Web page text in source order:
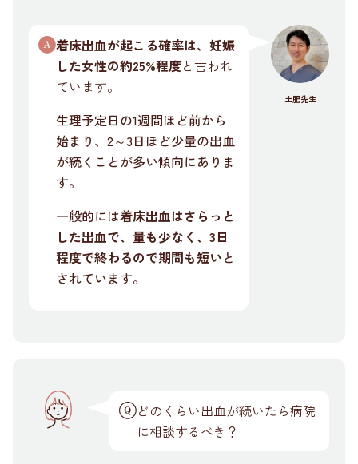
土肥先生
着床出血が起こる確率は、妊娠
した女性の約25%程度と言われ
ています。
生理予定日の1週間ほど前から
始まり、2～3日ほど少量の出血
が続くことが多い傾向にありま
す。
一般的には着床出血はさらっと
した出血で、量も少なく、3日
程度で終わるので期間も短いと
されています。
どのくらい出血が続いたら病院
に相談するべき？